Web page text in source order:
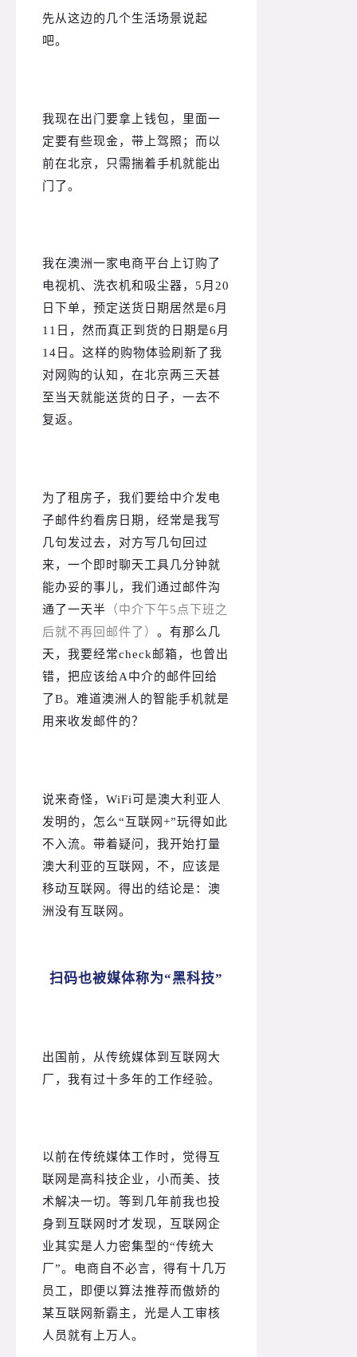
先从这边的几个生活场景说起
吧。
我现在出门要拿上钱包，里面一
定要有些现金，带上驾照； 而以
前在北京，只需揣着手机就能出
门了。
我在澳洲一家电商平台上订购了
电视机、洗衣机和吸尘器，5月20
日下单，预定送货日期居然是6月
11日，然而真正到货的日期是6月
14日。 这样的购物体验刷新了我
对网购的认知，在北京两三天甚
至当天就能送货的日子，一去不
复返。
为了租房子，我们要给中介发电
子邮件约看房日期，经常是我写
几句发过去，对方写几句回过
来，一个即时聊天工具几分钟就
能办妥的事儿，我们通过邮件沟
通了一天半 （中介下午5点下班之
后就不再回邮件了） 。有那么几
天，我要经常check邮箱，也曾出
错，把应该给A中介的邮件回给
了B。难道澳洲人的智能手机就是
用来收发邮件的？
说来奇怪，WiFi可是澳大利亚人
发明的，怎么“互联网+”玩得如此
不入流。 带着疑问，我开始打量
澳大利亚的互联网，不，应该是
移动互联网。 得出的结论是： 澳
洲没有互联网。
扫码也被媒体称为“黑科技”
出国前，从传统媒体到互联网大
厂，我有过十多年的工作经验。
以前在传统媒体工作时，觉得互
联网是高科技企业，小而美、技
术解决一切。 等到几年前我也投
身到互联网时才发现，互联网企
业其实是人力密集型的“传统大
厂”。 电商自不必言，得有十几万
员工，即便以算法推荐而傲娇的
某互联网新霸主，光是人工审核
人员就有上万人。